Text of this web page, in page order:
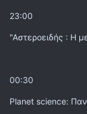
23:00
"Αστεροειδής : Η
00:30
Planet science: